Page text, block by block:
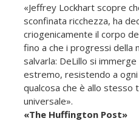
«Jeffrey Lockhart scopre
sconfinata ricchezza, ha
criogenicamente il corpo
fino a che i progressi della
salvarla: DeLillo si
estremo, resistendo a
qualcosa che è allo stesso
universale».
«The Huffington Post»